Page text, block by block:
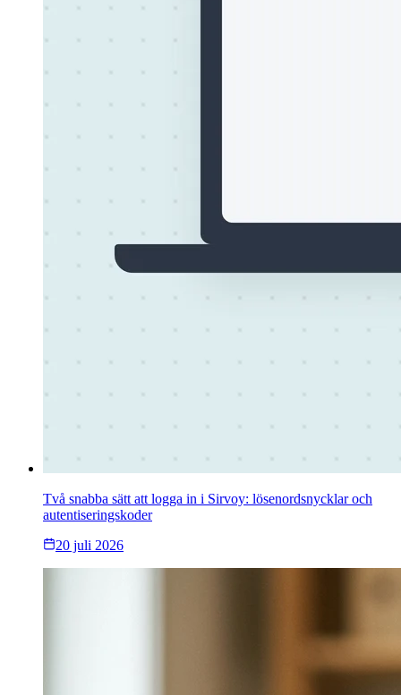
Två snabba sätt att logga in i Sirvoy: lösenordsnycklar och
autentiseringskoder
20 juli 2026